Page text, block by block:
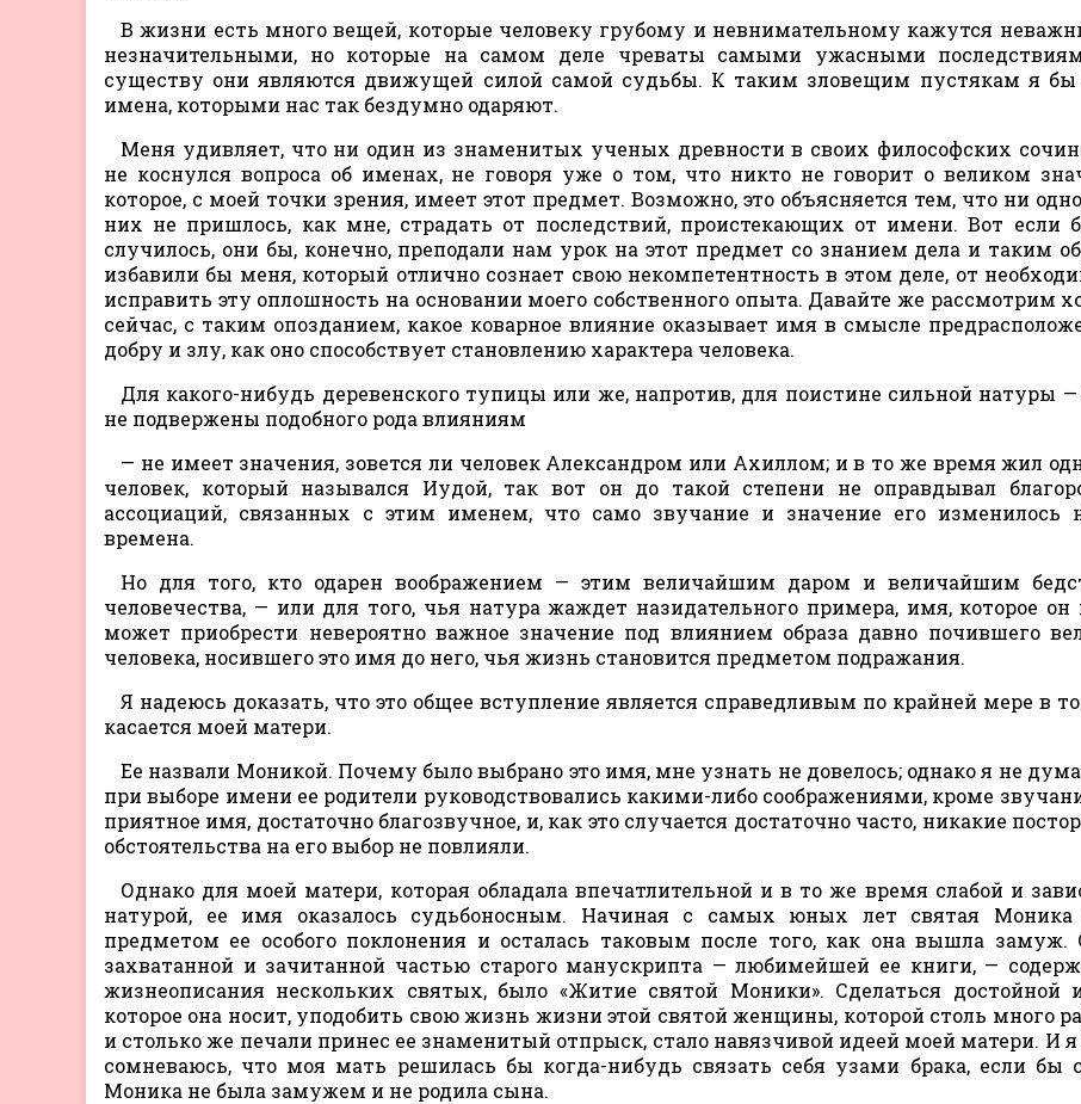
В жизни есть много вещей, которые человеку грубому и невнимательному кажутся
незначительными, но которые на самом деле чреваты самыми ужасными
существу они являются движущей силой самой судьбы. К таким зловещим пустякам я бы
имена, которыми нас так бездумно одаряют.
Меня удивляет, что ни один из знаменитых ученых древности в своих философских
не коснулся вопроса об именах, не говоря уже о том, что никто не говорит о великом
которое, с моей точки зрения, имеет этот предмет. Возможно, это объясняется тем, что ни
них не пришлось, как мне, страдать от последствий, проистекающих от имени. Вот если
случилось, они бы, конечно, преподали нам урок на этот предмет со знанием дела и таким
избавили бы меня, который отлично сознает свою некомпетентность в этом деле, от
исправить эту оплошность на основании моего собственного опыта. Давайте же рассмотрим
сейчас, с таким опозданием, какое коварное влияние оказывает имя в смысле
добру и злу, как оно способствует становлению характера человека.
Для какого-нибудь деревенского тупицы или же, напротив, для поистине сильной натуры —
не подвержены подобного рода влияниям
— не имеет значения, зовется ли человек Александром или Ахиллом; и в то же время жил
человек, который назывался Иудой, так вот он до такой степени не оправдывал
ассоциаций, связанных с этим именем, что само звучание и значение его изменилось
времена.
Но для того, кто одарен воображением — этим величайшим даром и величайшим
человечества, — или для того, чья натура жаждет назидательного примера, имя, которое он
может приобрести невероятно важное значение под влиянием образа давно почившего
человека, носившего это имя до него, чья жизнь становится предметом подражания.
Я надеюсь доказать, что это общее вступление является справедливым по крайней мере в
касается моей матери.
Ее назвали Моникой. Почему было выбрано это имя, мне узнать не довелось; однако я не
при выборе имени ее родители руководствовались какими-либо соображениями, кроме
приятное имя, достаточно благозвучное, и, как это случается достаточно часто, никакие
обстоятельства на его выбор не повлияли.
Однако для моей матери, которая обладала впечатлительной и в то же время слабой и
натурой, ее имя оказалось судьбоносным. Начиная с самых юных лет святая Моника
предметом ее особого поклонения и осталась таковым после того, как она вышла замуж.
захватанной и зачитанной частью старого манускрипта — любимейшей ее книги, —
жизнеописания нескольких святых, было «Житие святой Моники». Сделаться достойной
которое она носит, уподобить свою жизнь жизни этой святой женщины, которой столь много
и столько же печали принес ее знаменитый отпрыск, стало навязчивой идеей моей матери. И я
сомневаюсь, что моя мать решилась бы когда-нибудь связать себя узами брака, если бы
Моника не была замужем и не родила сына.